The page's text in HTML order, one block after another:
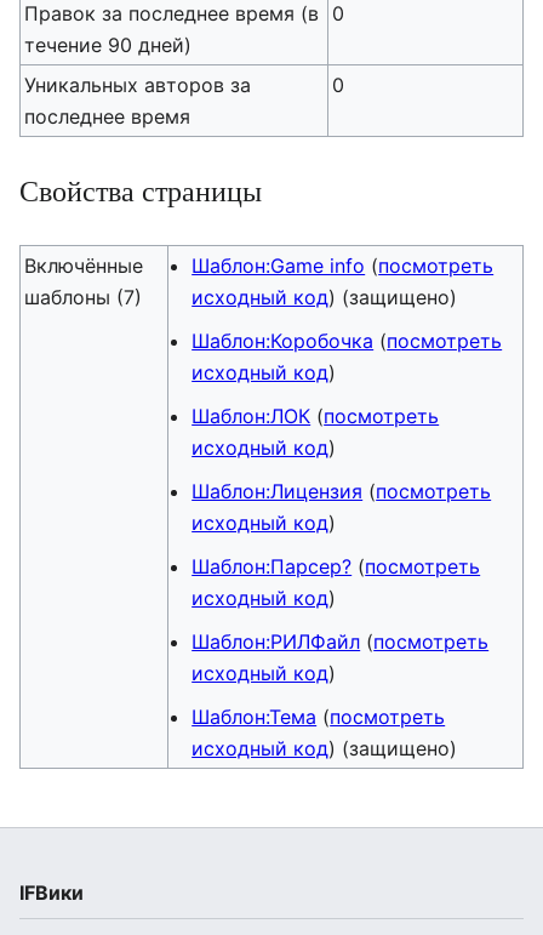
Правок за последнее время (в
течение 90 дней)
0
Уникальных авторов за
последнее время
0
Свойства страницы
Включённые
шаблоны (7)
Шаблон:Game info (посмотреть
исходный код) (защищено)
Шаблон:Коробочка (посмотреть
исходный код)
Шаблон:ЛОК (посмотреть
исходный код)
Шаблон:Лицензия (посмотреть
исходный код)
Шаблон:Парсер? (посмотреть
исходный код)
Шаблон:РИЛФайл (посмотреть
исходный код)
Шаблон:Тема (посмотреть
исходный код) (защищено)
IFВики